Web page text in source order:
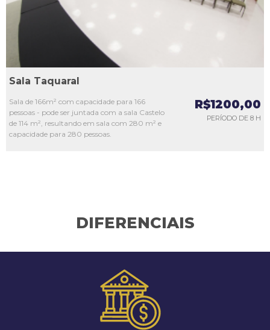
Sala Taquaral
Sala de 166m² com capacidade para 166
pessoas - pode ser juntada com a sala Castelo
de 114 m², resultando em sala com 280 m² e
capacidade para 280 pessoas.
R$1200,00
PERÍODO DE 8 H
DIFERENCIAIS